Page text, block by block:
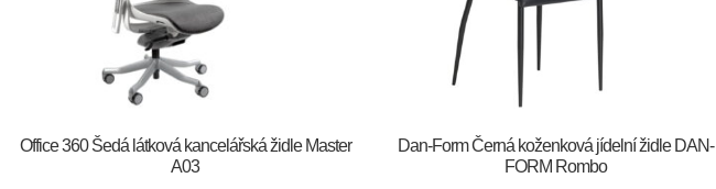
Office 360 Šedá látková kancelářská židle Master
A03
​​​​​Dan-Form Černá koženková jídelní židle DAN-
FORM Rombo